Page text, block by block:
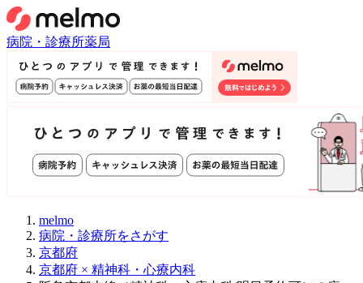
病院・診療所薬局
melmo
病院・診療所をさがす
京都府
京都府 × 精神科・心療内科